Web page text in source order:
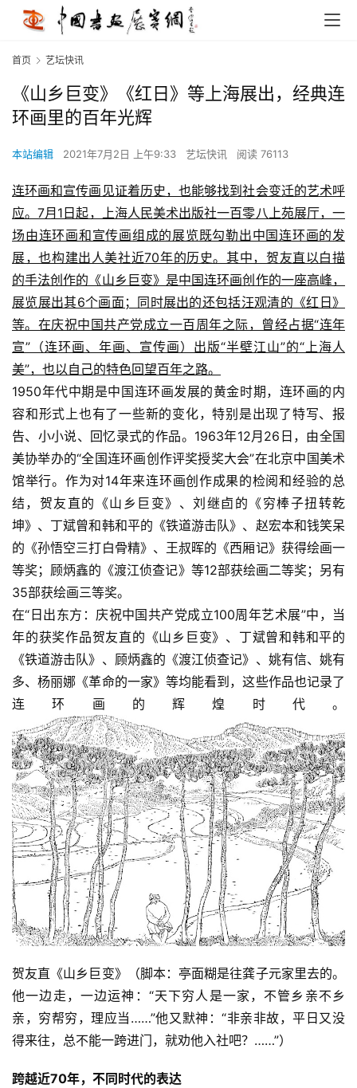
首页 艺坛快讯
《山乡巨变》《红日》等上海展出，经典连
环画里的百年光辉
本站编辑 2021年7月2日 上午9:33 艺坛快讯 阅读 76113
连环画和宣传画见证着历史，也能够找到社会变迁的艺术呼
应。7月1日起，上海人民美术出版社一百零八上苑展厅，一
场由连环画和宣传画组成的展览既勾勒出中国连环画的发
展，也构建出人美社近70年的历史。其中，贺友直以白描
的手法创作的《山乡巨变》是中国连环画创作的一座高峰，
展览展出其6个画面；同时展出的还包括汪观清的《红日》
等。在庆祝中国共产党成立一百周年之际，曾经占据“连年
宣”（连环画、年画、宣传画）出版“半壁江山”的“上海人
美”，也以自己的特色回望百年之路。
1950年代中期是中国连环画发展的黄金时期，连环画的内
容和形式上也有了一些新的变化，特别是出现了特写、报
告、小小说、回忆录式的作品。1963年12月26日，由全国
美协举办的“全国连环画创作评奖授奖大会”在北京中国美术
馆举行。作为对14年来连环画创作成果的检阅和经验的总
结，贺友直的《山乡巨变》、刘继卣的《穷棒子扭转乾
坤》、丁斌曾和韩和平的《铁道游击队》、赵宏本和钱笑呆
的《孙悟空三打白骨精》、王叔晖的《西厢记》获得绘画一
等奖；顾炳鑫的《渡江侦查记》等12部获绘画二等奖；另有
35部获绘画三等奖。
在“日出东方：庆祝中国共产党成立100周年艺术展”中，当
年的获奖作品贺友直的《山乡巨变》、丁斌曾和韩和平的
《铁道游击队》、顾炳鑫的《渡江侦查记》、姚有信、姚有
多、杨丽娜《革命的一家》等均能看到，这些作品也记录了
连环画的辉煌时代。
贺友直《山乡巨变》（脚本：亭面糊是往龚子元家里去的。
他一边走，一边运神：“天下穷人是一家，不管乡亲不乡
亲，穷帮穷，理应当……”他又默神：“非亲非故，平日又没
得来往，总不能一跨进门，就劝他入社吧？……”）
跨越近70年，不同时代的表达